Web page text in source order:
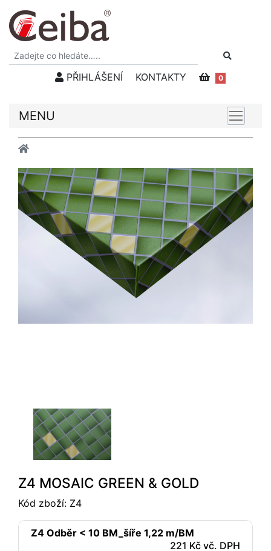
PŘIHLÁŠENÍ KONTAKTY 0
MENU
Z4 MOSAIC GREEN & GOLD
Kód zboží: Z4
Z4 Odběr < 10 BM_šíře 1,22 m/BM
221 Kč vč. DPH